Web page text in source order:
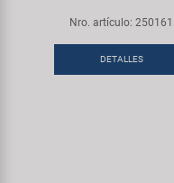
Nro. artículo: 250161
DETALLES